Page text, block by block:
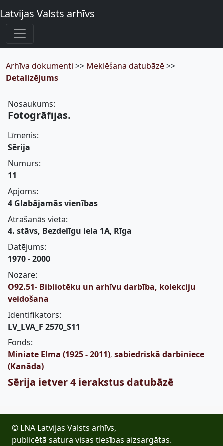
Latvijas Valsts arhīvs
Arhīva dokumenti >> Meklēšana datubāzē>>
Detalizējums
Nosaukums:
Fotogrāfijas.
Līmenis:
Sērija
Numurs:
11
Apjoms:
4 Glabājamās vienības
Atrašanās vieta:
4. stāvs, Bezdelīgu iela 1A, Rīga
Datējums:
1970 - 2000
Nozare:
O92.51- Bibliotēku un arhīvu darbība, kolekciju
veidošana
Identifikators:
LV_LVA_F 2570_S11
Fonds:
Miniate Elma (1925 - 2011), sabiedriskā darbiniece
(Kanāda)
Sērija ietver 4 ierakstus datubāzē
© LNA Latvijas Valsts arhīvs,
publicētā satura visas tiesības aizsargātas.